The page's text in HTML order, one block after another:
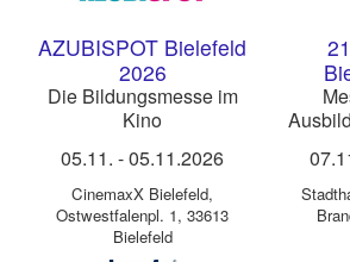
AZUBISPOT Bielefeld
2026
Die Bildungsmesse im
Kino
05.11. -05.11.2026
CinemaxX Bielefeld,
Ostwestfalenpl. 1, 33613
Bielefeld